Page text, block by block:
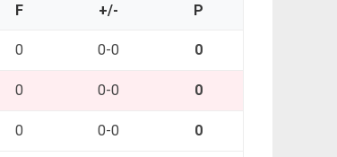
F +/- P
0 0-0 0
0 0-0 0
0 0-0 0